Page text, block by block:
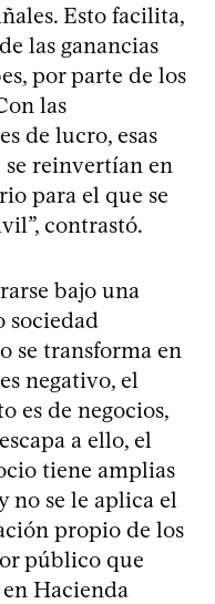
Esto facilita,
las ganancias
por parte de los
las
de lucro, esas
reinvertían en
para el que se
contrastó.
bajo una
sociedad
se transforma en
negativo, el
es de negocios,
a ello, el
tiene amplias
no se le aplica el
propio de los
público que
Hacienda